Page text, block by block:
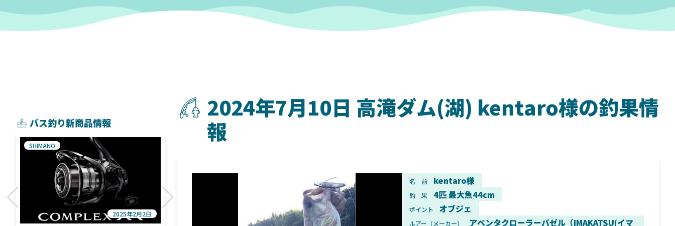
2024年7月10日 高滝ダム(湖) kentaro様の釣果情
報
名 前 kentaro様
釣 果 4匹 最大魚44cm
ポイント オブジェ
ルアー（メーカー） アベンタクローラーバゼル（IMAKATSU(イマ
バス釣り新商品情報
SHIMANO
2025年2月2日 2025年1月28日 2025年9月16日 2025年2月2日